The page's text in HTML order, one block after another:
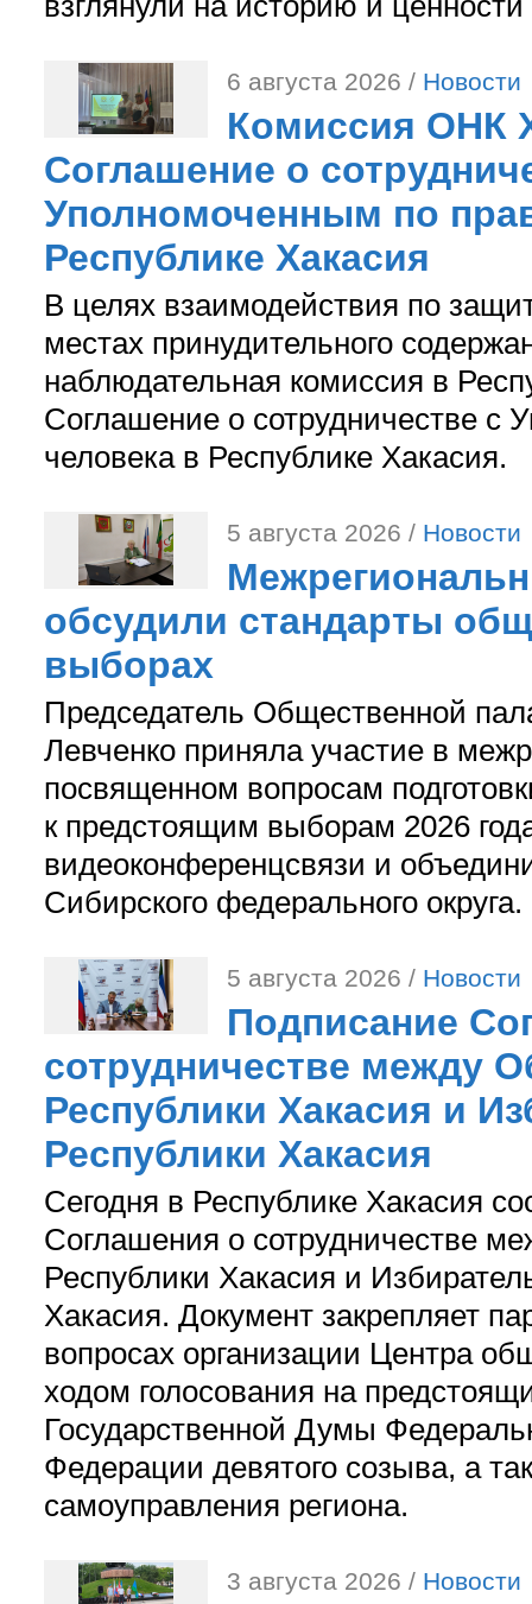
6 августа 2026 / Новости
Комиссия ОНК
Соглашение о
Уполномоченным по
Республике Хакасия
В целях взаимодействия по
местах принудительного
наблюдательная комиссия в
Соглашение о сотрудничестве с
человека в Республике Хакасия.
5 августа 2026 / Новости
обсудили стандарты
выборах
Председатель Общественной
Левченко приняла участие в
посвященном вопросам
к предстоящим выборам 2026
видеоконференцсвязи и
Сибирского федерального округа.
5 августа 2026 / Новости
Подписание
сотрудничестве между
Республики Хакасия и
Республики Хакасия
Сегодня в Республике Хакасия
Соглашения о сотрудничестве
Республики Хакасия и
Хакасия. Документ закрепляет
вопросах организации Центра
ходом голосования на
Государственной Думы
Федерации девятого созыва, а
самоуправления региона.
3 августа 2026 / Новости